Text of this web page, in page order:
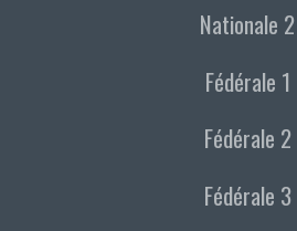
Nationale 2
Fédérale 1
Fédérale 2
Fédérale 3